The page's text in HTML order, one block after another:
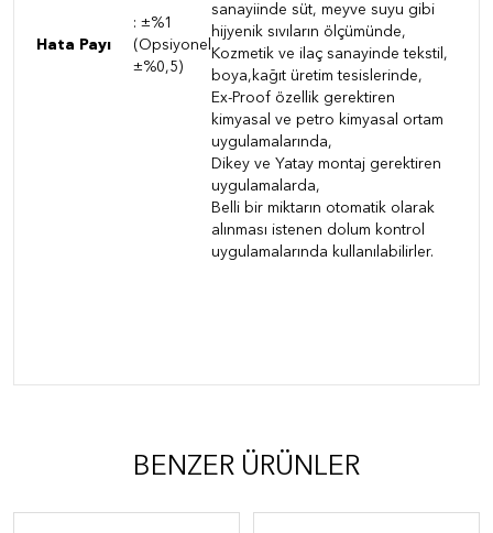
Hata Payı
: ±%1
(Opsiyonel
±%0,5)
sanayiinde süt, meyve suyu gibi
hijyenik sıvıların ölçümünde,
Kozmetik ve ilaç sanayinde tekstil,
boya,kağıt üretim tesislerinde,
Ex-Proof özellik gerektiren
kimyasal ve petro kimyasal ortam
uygulamalarında,
Dikey ve Yatay montaj gerektiren
uygulamalarda,
Belli bir miktarın otomatik olarak
alınması istenen dolum kontrol
uygulamalarında kullanılabilirler.
BENZER ÜRÜNLER